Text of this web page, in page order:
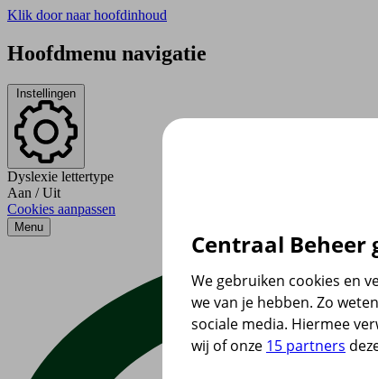
Klik door naar hoofdinhoud
Hoofdmenu navigatie
Instellingen
Dyslexie lettertype
Aan / Uit
Cookies aanpassen
Menu
Centraal
We gebruiken cookies en
we van je hebben. Zo
sociale media. Hiermee
wij of onze 15 partners